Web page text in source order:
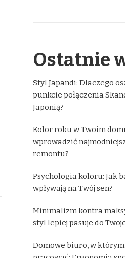
Ostatnie
Styl Japandi: Dlaczego
punkcie połączenia
Japonią?
Kolor roku w Twoim
wprowadzić
remontu?
Psychologia koloru: Jak
wpływają na Twój sen?
Minimalizm kontra
styl lepiej pasuje do
Domowe biuro, w którym